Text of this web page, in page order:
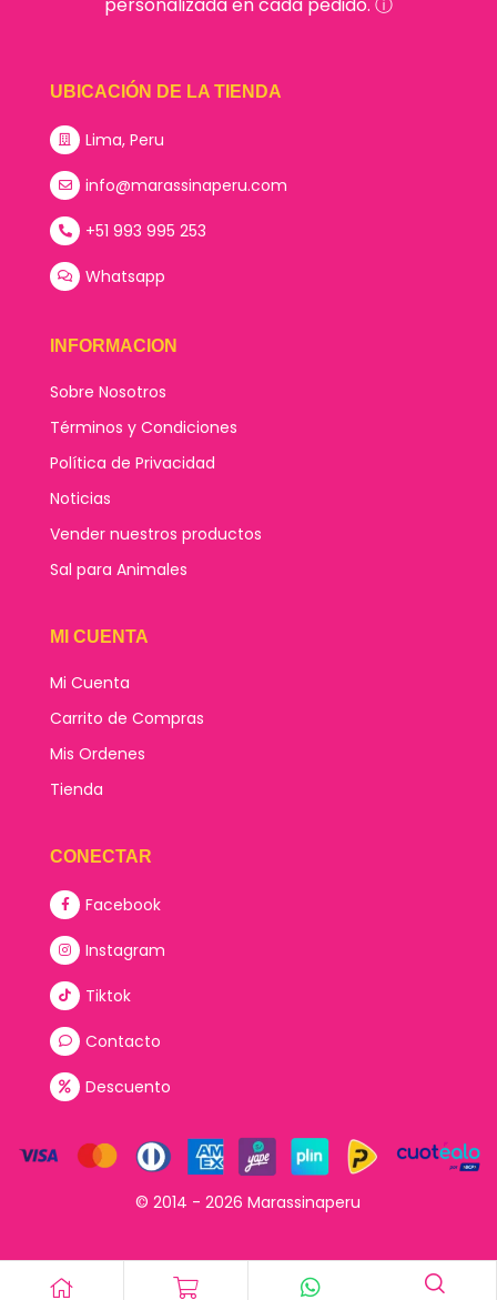
UBICACIÓN DE LA TIENDA
Lima, Peru
info@marassinaperu.com
+51 993 995 253
Whatsapp
INFORMACION
Sobre Nosotros
Términos y Condiciones
Política de Privacidad
Noticias
Vender nuestros productos
Sal para Animales
MI CUENTA
Mi Cuenta
Carrito de Compras
Mis Ordenes
Tienda
CONECTAR
Facebook
Instagram
Tiktok
Contacto
Descuento
© 2014 - 2026 Marassinaperu